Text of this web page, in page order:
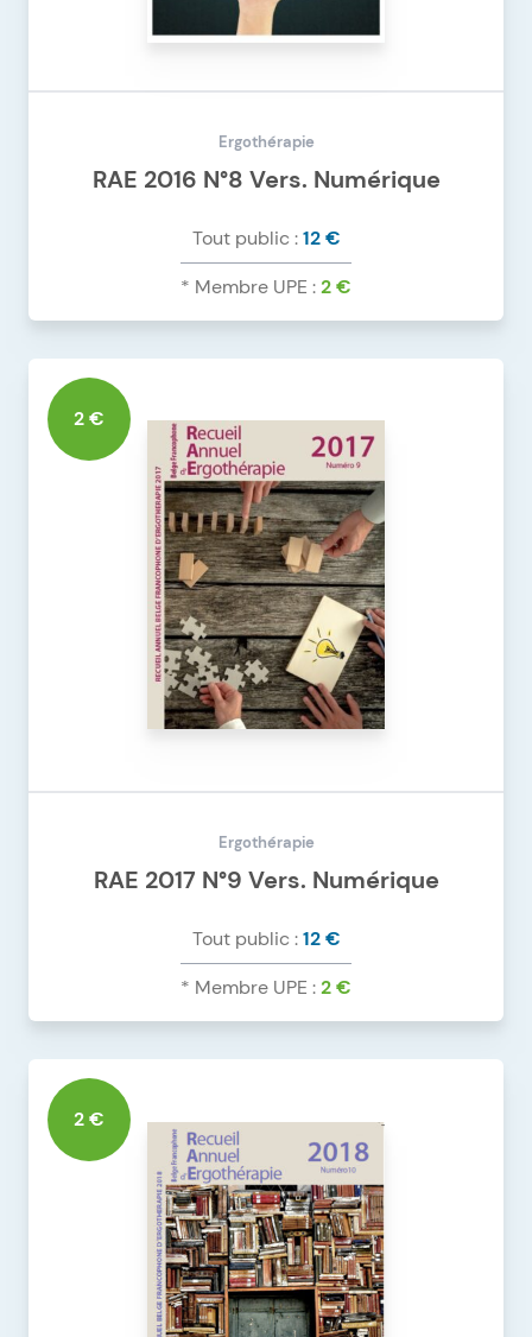
Ergothérapie
RAE 2016 N°8 Vers. Numérique
Tout public :12 €
* Membre UPE :2 €
2 €
Ergothérapie
RAE 2017 N°9 Vers. Numérique
Tout public :12 €
* Membre UPE :2 €
2 €